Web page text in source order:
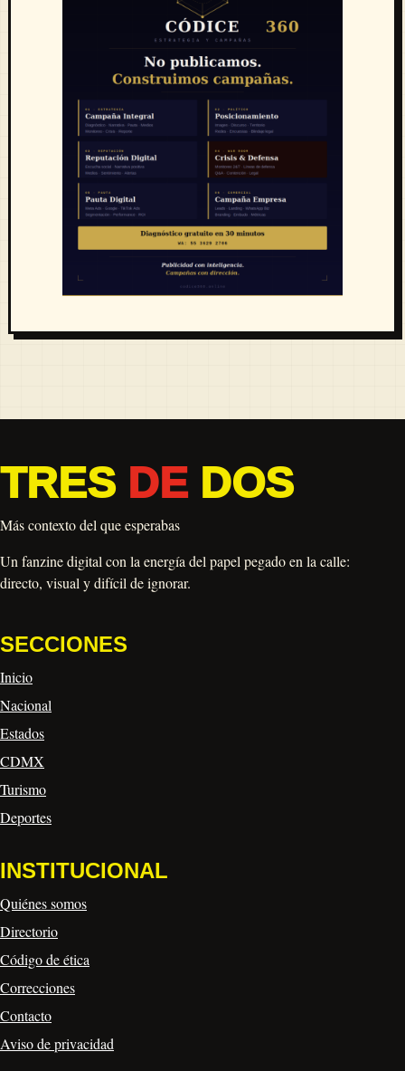
TRES DEDOS
Más contexto del que esperabas
Un fanzine digital con la energía del papel pegado en la calle:
directo, visual y difícil de ignorar.
SECCIONES
Inicio
Nacional
Estados
CDMX
Turismo
Deportes
INSTITUCIONAL
Quiénes somos
Directorio
Código de ética
Correcciones
Contacto
Aviso de privacidad